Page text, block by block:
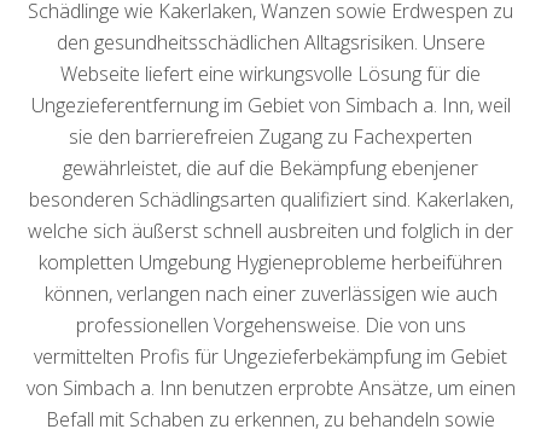
Schädlinge wie Kakerlaken, Wanzen sowie Erdwespen zu
den gesundheitsschädlichen Alltagsrisiken. Unsere
Webseite liefert eine wirkungsvolle Lösung für die
Ungezieferentfernung im Gebiet von Simbach a. Inn, weil
sie den barrierefreien Zugang zu Fachexperten
gewährleistet, die auf die Bekämpfung ebenjener
besonderen Schädlingsarten qualifiziert sind. Kakerlaken,
welche sich äußerst schnell ausbreiten und folglich in der
kompletten Umgebung Hygieneprobleme herbeiführen
können, verlangen nach einer zuverlässigen wie auch
professionellen Vorgehensweise. Die von uns
vermittelten Profis für Ungezieferbekämpfung im Gebiet
von Simbach a. Inn benutzen erprobte Ansätze, um einen
Befall mit Schaben zu erkennen, zu behandeln sowie